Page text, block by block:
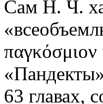
Сам Н. Ч.
παγκόσμιον
63 главах,